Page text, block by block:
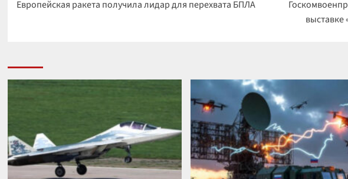
записи
Европейская ракета получила лидар для перехвата БПЛА
выставке